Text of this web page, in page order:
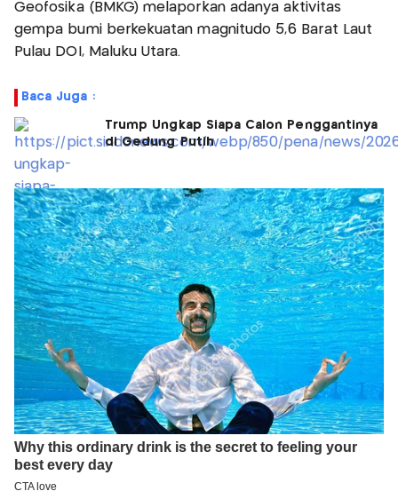
Geofosika (BMKG) melaporkan adanya aktivitas
gempa bumi berkekuatan magnitudo 5,6 Barat Laut
Pulau DOI, Maluku Utara.
Baca Juga :
Trump Ungkap Siapa Calon Penggantinya
di Gedung Putih